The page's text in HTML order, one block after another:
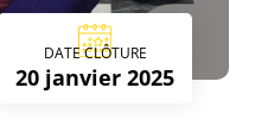
DATE CLÔTURE
20 janvier 2025